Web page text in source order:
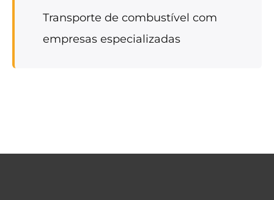
Transporte de combustível com
empresas especializadas